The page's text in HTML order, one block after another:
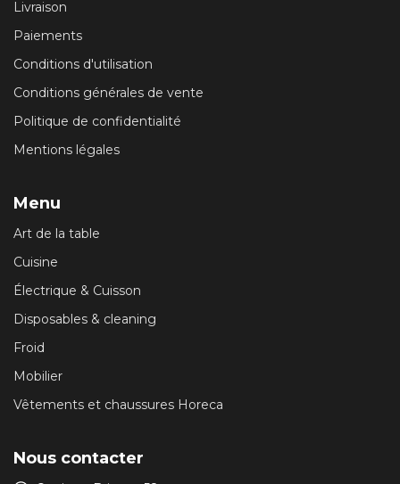
Livraison
Paiements
Conditions d'utilisation
Conditions générales de vente
Politique de confidentialité
Mentions légales
Menu
Art de la table
Cuisine
Électrique & Cuisson
Disposables & cleaning
Froid
Mobilier
Vêtements et chaussures Horeca
Nous contacter